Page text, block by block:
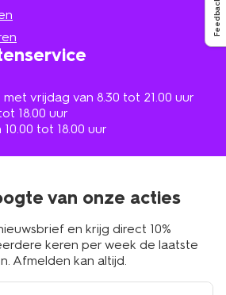
Feedback
vrijdag van 8.30 tot 21.00 uur
18.00 uur
tot 18.00 uur
van onze acties
en krijg direct 10%
keren per week de laatste
Afmelden kan altijd.